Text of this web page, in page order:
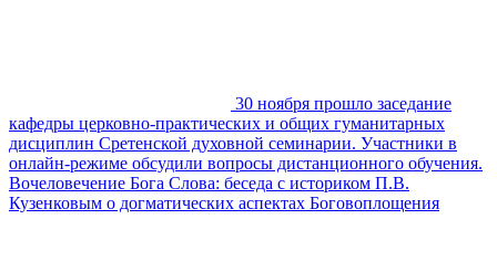
30 ноября прошло заседание
кафедры церковно-практических и общих гуманитарных
дисциплин Сретенской духовной семинарии. Участники в
онлайн-режиме обсудили вопросы дистанционного обучения.
Вочеловечение Бога Слова: беседа с историком П.В.
Кузенковым о догматических аспектах Боговоплощения